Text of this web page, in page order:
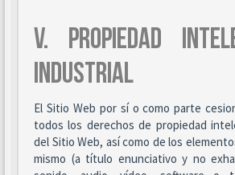
V. PROPIEDAD
INDUSTRIAL
El Sitio Web por sí o como parte
todos los derechos de propiedad
del Sitio Web, así como de los
mismo (a título enunciativo y no